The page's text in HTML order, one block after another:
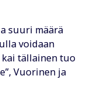
suuri määrä
voidaan
kai tällainen tuo
Vuorinen ja